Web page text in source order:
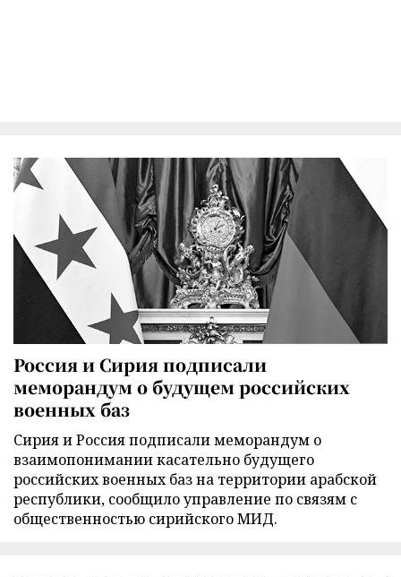
Россия и Сирия подписали
меморандум о будущем российских
военных баз
Сирия и Россия подписали меморандум о
взаимопонимании касательно будущего
российских военных баз на территории арабской
республики, сообщило управление по связям с
общественностью сирийского МИД.